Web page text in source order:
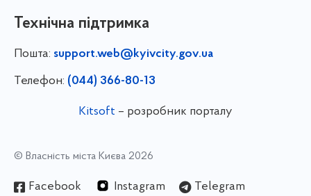
Технічна підтримка
Пошта: support.web@kyivcity.gov.ua
Телефон: (044) 366-80-13
Kitsoft – розробник порталу
© Власність міста Києва 2026
Facebook Instagram Telegram